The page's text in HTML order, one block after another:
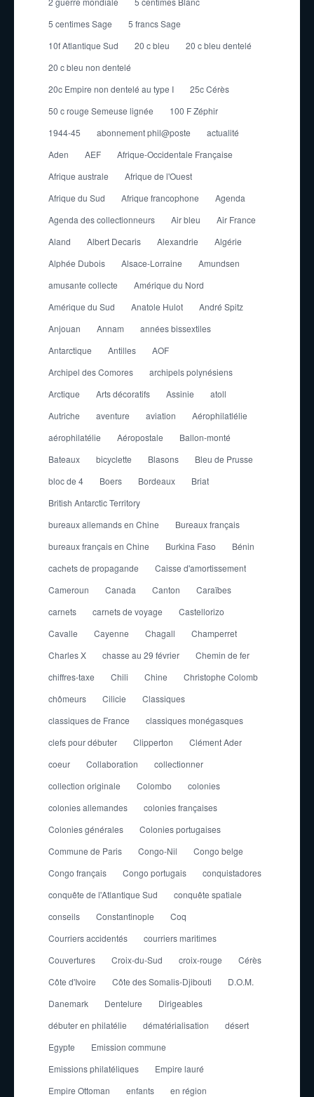
5 centimes Sage
5 francs Sage
10f Atlantique Sud
20 c bleu
20 c bleu dentelé
20 c bleu non dentelé
20c Empire non dentelé au type I
25c Cérès
50 c rouge Semeuse lignée
100 F Zéphir
1944-45
abonnement phil@poste
actualité
Aden
AEF
Afrique-Occidentale Française
Afrique australe
Afrique de l'Ouest
Afrique du Sud
Afrique francophone
Agenda
Agenda des collectionneurs
Air bleu
Air France
Aland
Albert Decaris Alexandrie
Algérie
Alphée Dubois
Alsace-Lorraine
Amundsen
amusante collecte
Amérique du Nord
Amérique du Sud
Anatole Hulot
André Spitz
Anjouan
Annam
années bissextiles
Antarctique
Antilles
AOF
Archipel des Comores
archipels polynésiens
Arctique
Arts décoratifs Assinie
atoll
Autriche
aventure aviation
Aérophilatlélie
aérophilatélie
Aéropostale
Ballon-monté
Bateaux
bicyclette Blasons
Bleu de Prusse
bloc de 4
Boers Bordeaux
Briat
British Antarctic Territory
bureaux allemands en Chine
Bureaux français
bureaux français en Chine
Burkina Faso
Bénin
cachets de propagande
Caisse d'amortissement
Cameroun
Canada Canton
Caraïbes
carnets
carnets de voyage
Castellorizo
Cavalle
Cayenne Chagall
Champerret
Charles X
chasse au 29 février
Chemin de fer
chiffres-taxe
Chili Chine
Christophe Colomb
chômeurs
Cilicie
Classiques
classiques de France
classiques monégasques
clefs pour débuter
Clipperton
Clément Ader
coeur
Collaboration
collectionner
collection originale
Colombo
colonies
colonies allemandes
colonies françaises
Colonies générales
Colonies portugaises
Commune de Paris
Congo-Nil
Congo belge
Congo français
Congo portugais
conquistadores
conquête de l'Atlantique Sud
conquête spatiale
conseils
Constantinople
Coq
Courriers accidentés
courriers maritimes
Couvertures
Croix-du-Sud croix-rouge
Cérès
Côte d'Ivoire
Côte des Somalis-Djibouti
D.O.M.
Danemark
Dentelure
Dirigeables
débuter en philatélie
dématérialisation
désert
Egypte
Emission commune
Emissions philatéliques
Empire lauré
Empire Ottoman
enfants
en région